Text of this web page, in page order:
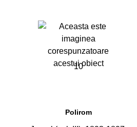
10
Polirom